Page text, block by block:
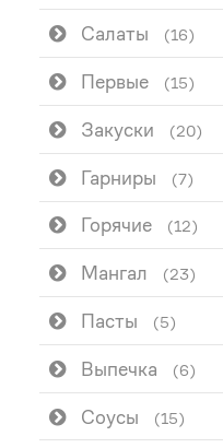
Салаты (16)
Первые (15)
Закуски (20)
Гарниры (7)
Горячие (12)
Мангал (23)
Пасты (5)
Выпечка (6)
Соусы (15)